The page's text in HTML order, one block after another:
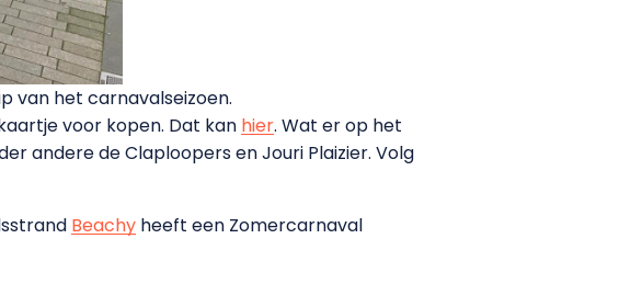
van het carnavalseizoen.
voor kopen. Dat kan hier. Wat er op het
andere de Claploopers en Jouri Plaizier. Volg
Beachy heeft een Zomercarnaval